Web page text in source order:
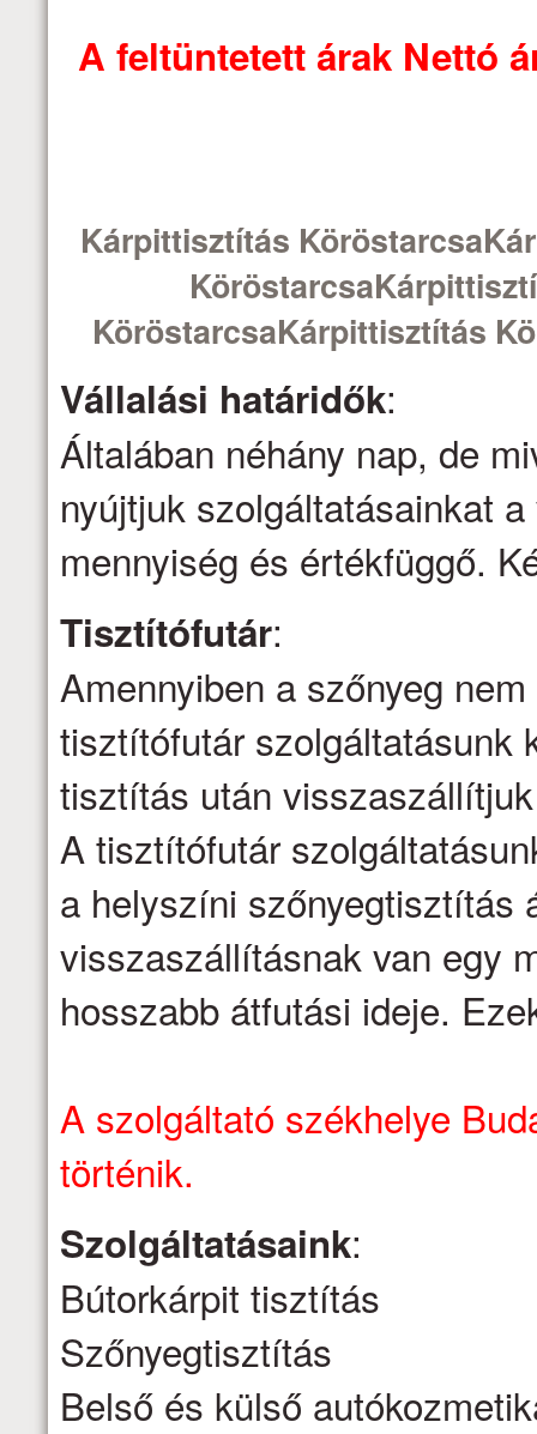
A feltüntetett árak Nettó
Kárpittisztítás
KöröstarcsaKárpittisztítás
Vállalási határidők:
Általában néhány nap, de
nyújtjuk szolgáltatásainkat
mennyiség és értékfüggő.
Tisztítófutár:
Amennyiben a szőnyeg
tisztítófutár szolgáltatásunk
tisztítás után
A tisztítófutár
a helyszíni szőnyegtisztítás
visszaszállításnak van egy
hosszabb átfutási ideje.
A szolgáltató székhelye
történik.
Szolgáltatásaink:
Bútorkárpit tisztítás
Szőnyegtisztítás
Belső és külső